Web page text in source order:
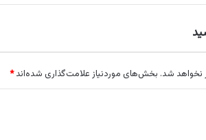
نخواهد شد. بخش‌های موردنیاز علامت‌گذاری شده‌اند*